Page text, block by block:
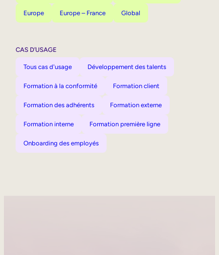
Europe Europe – France Global
CAS D’USAGE
Tous cas d'usage Développement des talents
Formation à la conformité Formation client
Formation des adhérents Formation externe
Formation interne Formation première ligne
Onboarding des employés